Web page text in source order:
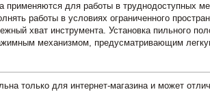
применяются для работы в труднодоступных
работы в условиях ограниченного
хват инструмента. Установка пильного
механизмом, предусматривающим
только для интернет-магазина и может